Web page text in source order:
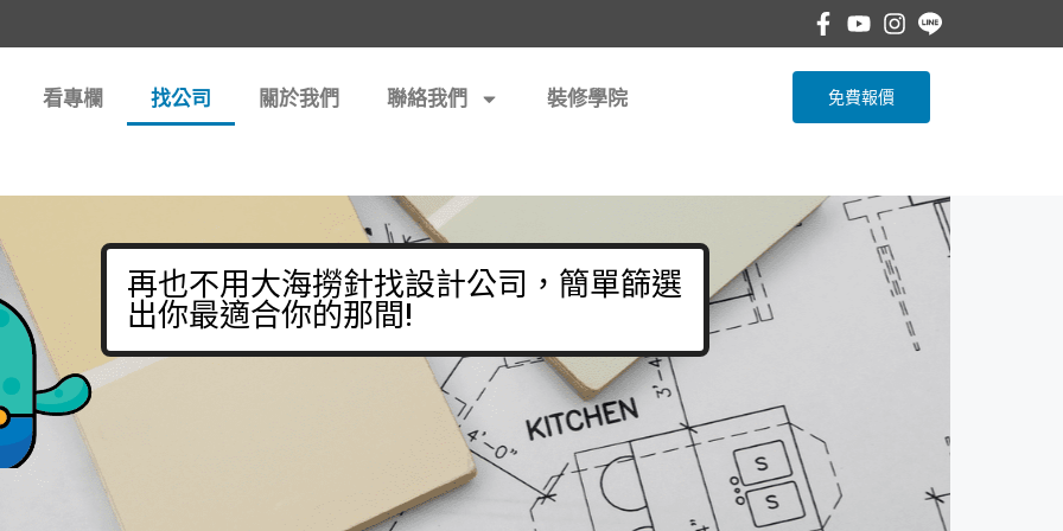
看專欄 找公司 關於我們 聯絡我們 裝修學院 免費報價
再也不用大海撈針找設計公司，簡單篩選
出你最適合你的那間!